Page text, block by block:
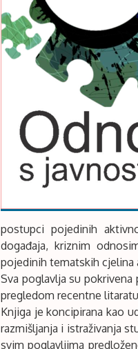
postupci pojedinih
događaja, kriznim
pojedinih tematskih cjelina
Sva poglavlja su
pregledom recentne
Knjiga je koncipirana kao
razmišljanja i istraživanja
svim poglavljima